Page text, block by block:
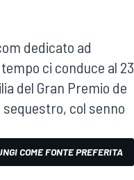
dedicato ad
ci conduce al 23
del Gran Premio de
sequestro, col senno
COME FONTE PREFERITA